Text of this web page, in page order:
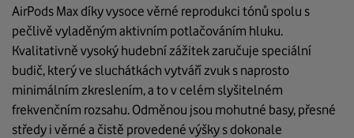
AirPods Max díky vysoce věrné reprodukci tónů spolu s
pečlivě vyladěným aktivním potlačováním hluku.
Kvalitativně vysoký hudební zážitek zaručuje speciální
budič, který ve sluchátkách vytváří zvuk s naprosto
minimálním zkreslením, a to v celém slyšitelném
frekvenčním rozsahu. Odměnou jsou mohutné basy, přesné
středy i věrné a čistě provedené výšky s dokonale